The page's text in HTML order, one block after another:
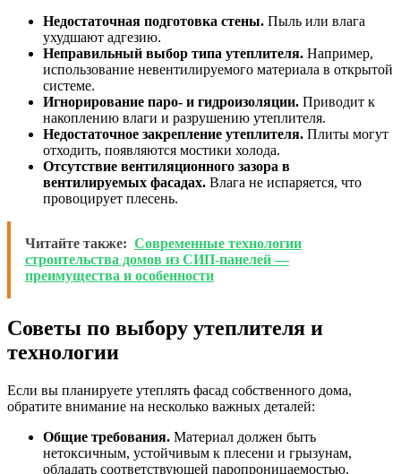
Недостаточная подготовка стены. Пыль или влага
ухудшают адгезию.
Неправильный выбор типа утеплителя. Например,
использование невентилируемого материала в открытой
системе.
Игнорирование паро- и гидроизоляции. Приводит к
накоплению влаги и разрушению утеплителя.
Недостаточное закрепление утеплителя. Плиты могут
отходить, появляются мостики холода.
Отсутствие вентиляционного зазора в
вентилируемых фасадах. Влага не испаряется, что
провоцирует плесень.
Читайте также: Современные технологии
строительства домов из СИП-панелей —
преимущества и особенности
Советы по выбору утеплителя и
технологии
Если вы планируете утеплять фасад собственного дома,
обратите внимание на несколько важных деталей:
Общие требования. Материал должен быть
нетоксичным, устойчивым к плесени и грызунам,
обладать соответствующей паропроницаемостью.